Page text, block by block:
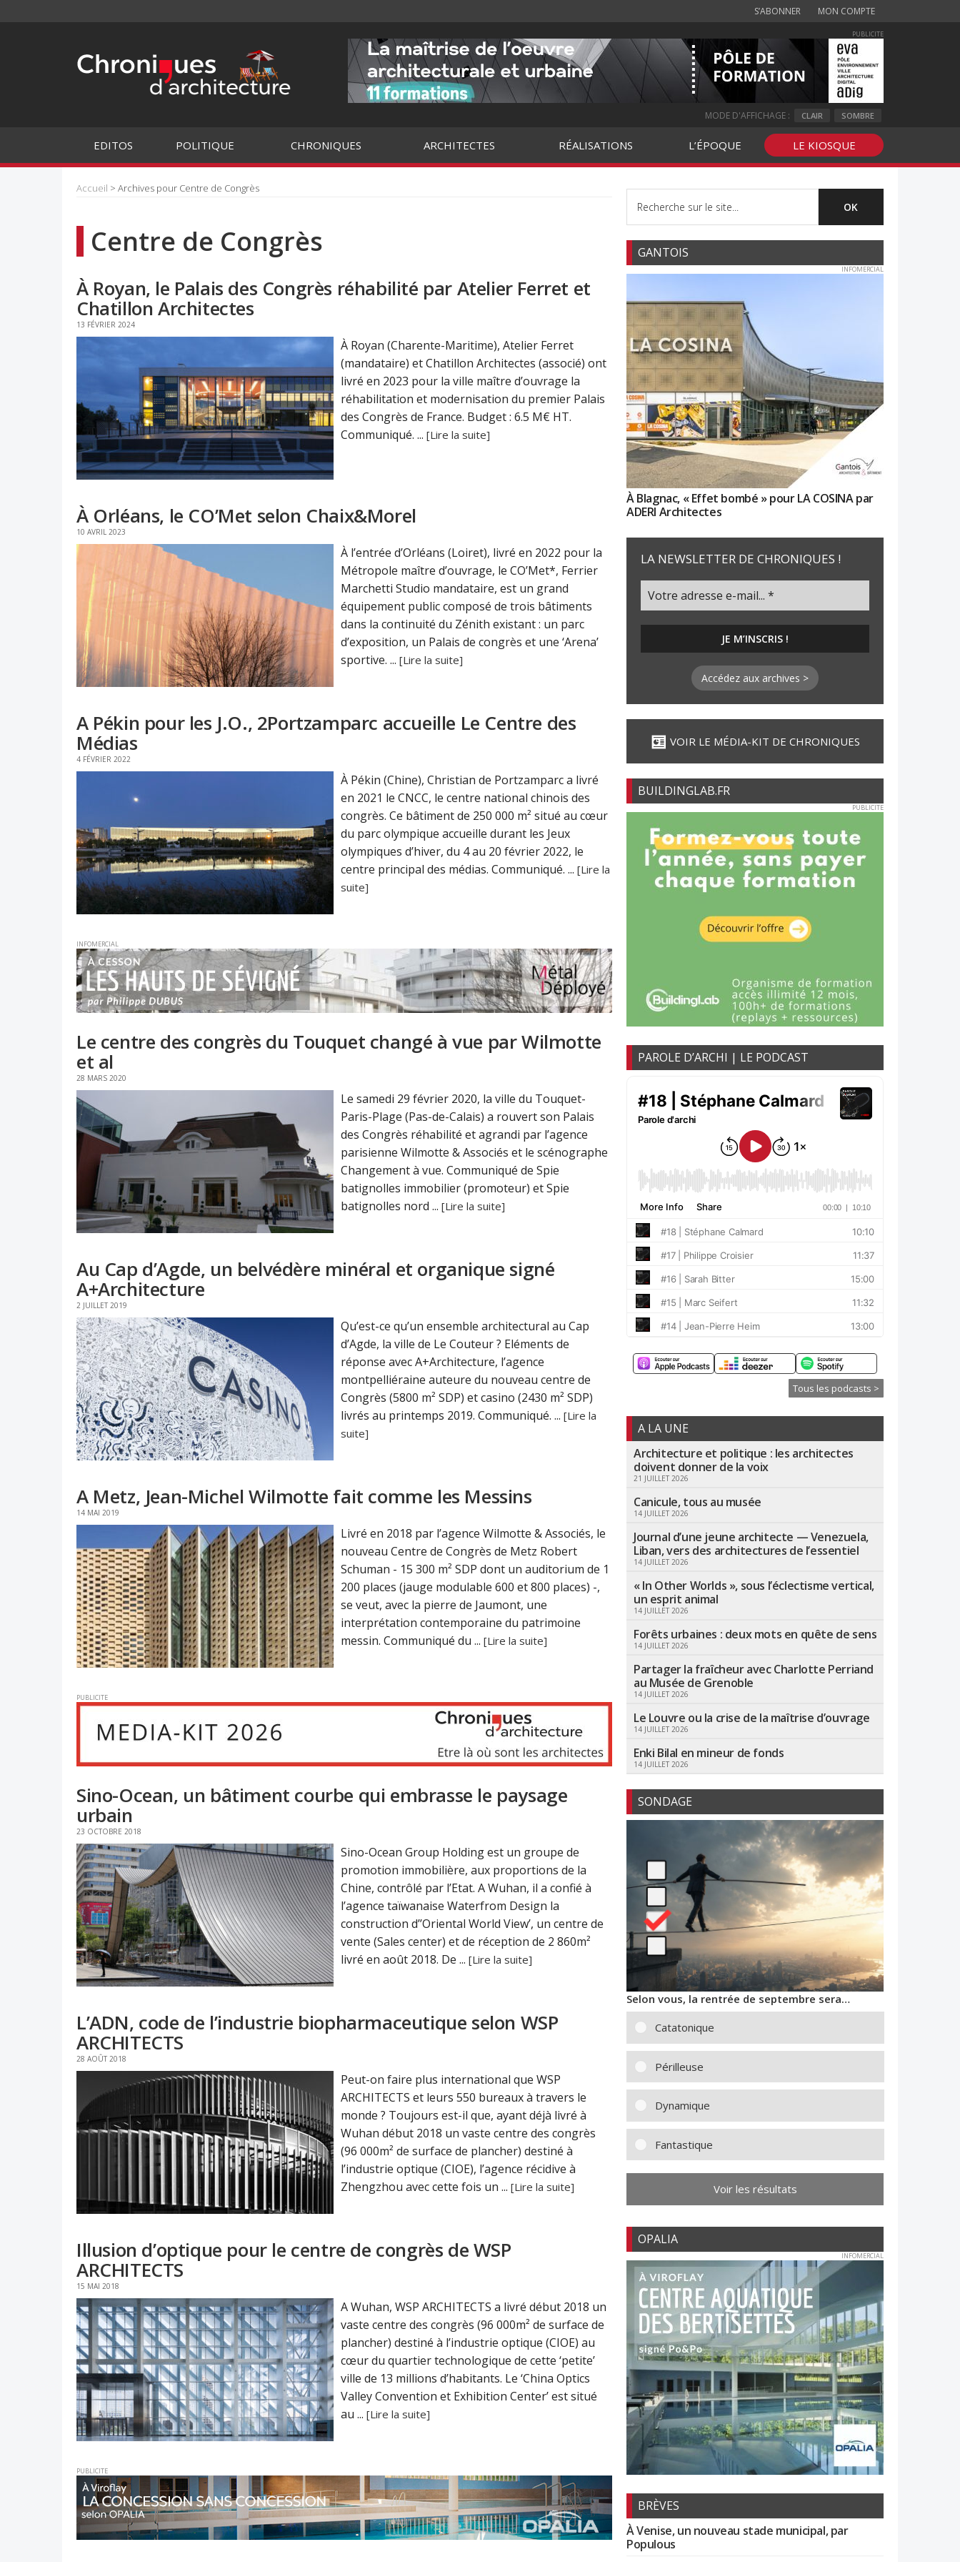
S’ABONNER MON COMPTE
PUBLICITE
MODE D'AFFICHAGE : CLAIR SOMBRE
EDITOS POLITIQUE CHRONIQUES ARCHITECTES RÉALISATIONS L’ÉPOQUE LE KIOSQUE
Accueil > Archives pour Centre de Congrès
Centre de Congrès
À Royan, le Palais des Congrès réhabilité par Atelier Ferret et
Chatillon Architectes
13 FÉVRIER 2024
À Royan (Charente-Maritime), Atelier Ferret
(mandataire) et Chatillon Architectes (associé) ont
livré en 2023 pour la ville maître d’ouvrage la
réhabilitation et modernisation du premier Palais
des Congrès de France. Budget : 6.5 M€ HT.
Communiqué. ... [Lire la suite]
À Orléans, le CO’Met selon Chaix&Morel
10 AVRIL 2023
À l’entrée d’Orléans (Loiret), livré en 2022 pour la
Métropole maître d’ouvrage, le CO’Met*, Ferrier
Marchetti Studio mandataire, est un grand
équipement public composé de trois bâtiments
dans la continuité du Zénith existant : un parc
d’exposition, un Palais de congrès et une ‘Arena’
sportive. ... [Lire la suite]
A Pékin pour les J.O., 2Portzamparc accueille Le Centre des
Médias
4 FÉVRIER 2022
À Pékin (Chine), Christian de Portzamparc a livré
en 2021 le CNCC, le centre national chinois des
congrès. Ce bâtiment de 250 000 m² situé au cœur
du parc olympique accueille durant les Jeux
olympiques d’hiver, du 4 au 20 février 2022, le
centre principal des médias. Communiqué. ... [Lire la
suite]
INFOMERCIAL
Le centre des congrès du Touquet changé à vue par Wilmotte
et al
28 MARS 2020
Le samedi 29 février 2020, la ville du Touquet-
Paris-Plage (Pas-de-Calais) a rouvert son Palais
des Congrès réhabilité et agrandi par l’agence
parisienne Wilmotte & Associés et le scénographe
Changement à vue. Communiqué de Spie
batignolles immobilier (promoteur) et Spie
batignolles nord ... [Lire la suite]
Au Cap d’Agde, un belvédère minéral et organique signé
A+Architecture
2 JUILLET 2019
Qu’est-ce qu’un ensemble architectural au Cap
d’Agde, la ville de Le Couteur ? Eléments de
réponse avec A+Architecture, l’agence
montpelliéraine auteure du nouveau centre de
Congrès (5800 m² SDP) et casino (2430 m² SDP)
livrés au printemps 2019. Communiqué. ... [Lire la
suite]
A Metz, Jean-Michel Wilmotte fait comme les Messins
14 MAI 2019
Livré en 2018 par l’agence Wilmotte & Associés, le
nouveau Centre de Congrès de Metz Robert
Schuman - 15 300 m² SDP dont un auditorium de 1
200 places (jauge modulable 600 et 800 places) -,
se veut, avec la pierre de Jaumont, une
interprétation contemporaine du patrimoine
messin. Communiqué du ... [Lire la suite]
PUBLICITE
Sino-Ocean, un bâtiment courbe qui embrasse le paysage
urbain
23 OCTOBRE 2018
Sino-Ocean Group Holding est un groupe de
promotion immobilière, aux proportions de la
Chine, contrôlé par l’Etat. A Wuhan, il a confié à
l’agence taïwanaise Waterfrom Design la
construction d’’Oriental World View’, un centre de
vente (Sales center) et de réception de 2 860m²
livré en août 2018. De ... [Lire la suite]
L’ADN, code de l’industrie biopharmaceutique selon WSP
ARCHITECTS
28 AOÛT 2018
Peut-on faire plus international que WSP
ARCHITECTS et leurs 550 bureaux à travers le
monde ? Toujours est-il que, ayant déjà livré à
Wuhan début 2018 un vaste centre des congrès
(96 000m² de surface de plancher) destiné à
l’industrie optique (CIOE), l’agence récidive à
Zhengzhou avec cette fois un ... [Lire la suite]
Illusion d’optique pour le centre de congrès de WSP
ARCHITECTS
15 MAI 2018
A Wuhan, WSP ARCHITECTS a livré début 2018 un
vaste centre des congrès (96 000m² de surface de
plancher) destiné à l’industrie optique (CIOE) au
cœur du quartier technologique de cette ‘petite’
ville de 13 millions d’habitants. Le ‘China Optics
Valley Convention et Exhibition Center’ est situé
au ... [Lire la suite]
PUBLICITE
GANTOIS
INFOMERCIAL
À Blagnac, « Effet bombé » pour LA COSINA par
ADERI Architectes
LA NEWSLETTER DE CHRONIQUES !
Accédez aux archives >
VOIR LE MÉDIA-KIT DE CHRONIQUES
BUILDINGLAB.FR
PUBLICITE
PAROLE D’ARCHI | LE PODCAST
Tous les podcasts >
A LA UNE
Architecture et politique : les architectes
doivent donner de la voix
21 JUILLET 2026
Canicule, tous au musée
14 JUILLET 2026
Journal d’une jeune architecte — Venezuela,
Liban, vers des architectures de l’essentiel
14 JUILLET 2026
« In Other Worlds », sous l’éclectisme vertical,
un esprit animal
14 JUILLET 2026
Forêts urbaines : deux mots en quête de sens
14 JUILLET 2026
Partager la fraîcheur avec Charlotte Perriand
au Musée de Grenoble
14 JUILLET 2026
Le Louvre ou la crise de la maîtrise d’ouvrage
14 JUILLET 2026
Enki Bilal en mineur de fonds
14 JUILLET 2026
SONDAGE
Selon vous, la rentrée de septembre sera…
Catatonique
Périlleuse
Dynamique
Fantastique
Voir les résultats
OPALIA
INFOMERCIAL
BRÈVES
À Venise, un nouveau stade municipal, par
Populous